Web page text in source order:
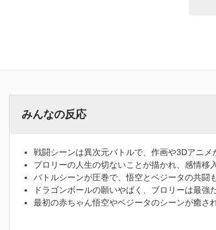
みんなの反応
戦闘シーンは異次元バトルで、作画や3Dアニメ
ブロリーの人生の切ないことが描かれ、感情移
バトルシーンが圧巻で、悟空とベジータの共闘
ドラゴンボールの願いやばく、ブロリーは最強
最初の赤ちゃん悟空やベジータのシーンが癒され